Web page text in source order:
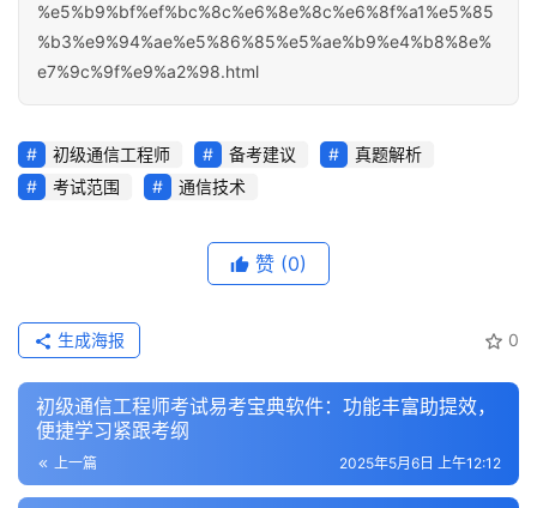
%e5%b9%bf%ef%bc%8c%e6%8e%8c%e6%8f%a1%e5%85
%b3%e9%94%ae%e5%86%85%e5%ae%b9%e4%b8%8e%
e7%9c%9f%e9%a2%98.html
初级通信工程师 备考建议
真题解析
考试范围
通信技术
赞 (0)
0
生成海报
初级通信工程师考试易考宝典软件：功能丰富助提效，
便捷学习紧跟考纲
上一篇 2025年5月6日 上午12:12